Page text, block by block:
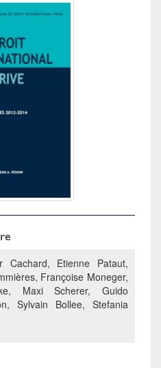
Cachard, Etienne Pataut,
Françoise Moneger,
Maxi Scherer, Guido
Sylvain Bollee, Stefania